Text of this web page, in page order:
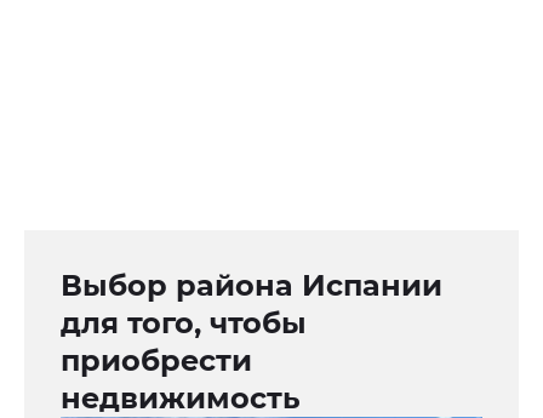
Выбор района Испании
для того, чтобы
приобрести
недвижимость